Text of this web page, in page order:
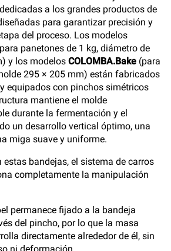
a los grandes productos de
para garantizar precisión y
del proceso. Los modelos
panetones de 1 kg, diámetro de
y los modelos COLOMBA.Bake (para
295 × 205 mm) están fabricados
equipados con pinchos simétricos
mantiene el molde
durante la fermentación y el
un desarrollo vertical óptimo, una
miga suave y uniforme.
bandejas, el sistema de carros
completamente la manipulación
permanece fijado a la bandeja
del pincho, por lo que la masa
directamente alrededor de él, sin